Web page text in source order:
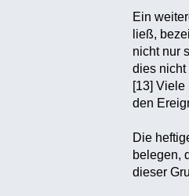
Ein
ließ,
nicht nur
dies nicht
[13]
den
Die
belegen,
dieser